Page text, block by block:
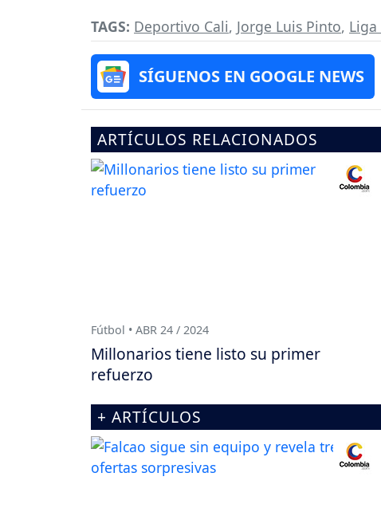
TAGS: Deportivo Cali, Jorge Luis Pinto, Liga
SÍGUENOS EN GOOGLE NEWS
ARTÍCULOS RELACIONADOS
Fútbol • ABR 24 / 2024
Millonarios tiene listo su primer
refuerzo
+ ARTÍCULOS